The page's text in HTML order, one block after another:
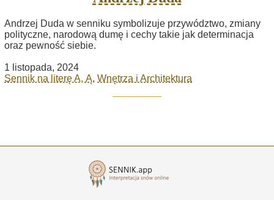
Andrzej Duda w senniku symbolizuje przywództwo, zmiany
polityczne, narodową dumę i cechy takie jak determinacja
oraz pewność siebie.
1 listopada, 2024
Sennik na literę A, Ą, Wnętrza i Architektura